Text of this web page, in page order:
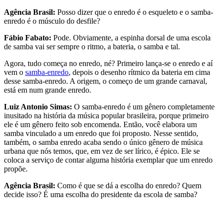
Agência Brasil: Posso dizer que o enredo é o esqueleto e o samba-
enredo é o músculo do desfile?
Fábio Fabato: Pode. Obviamente, a espinha dorsal de uma escola
de samba vai ser sempre o ritmo, a bateria, o samba e tal.
Agora, tudo começa no enredo, né? Primeiro lança-se o enredo e aí
vem o samba-enredo, depois o desenho rítmico da bateria em cima
desse samba-enredo. A origem, o começo de um grande carnaval,
está em num grande enredo.
Luiz Antonio Simas: O samba-enredo é um gênero completamente
inusitado na história da música popular brasileira, porque primeiro
ele é um gênero feito sob encomenda. Então, você elabora um
samba vinculado a um enredo que foi proposto. Nesse sentido,
também, o samba enredo acaba sendo o único gênero de música
urbana que nós temos, que, em vez de ser lírico, é épico. Ele se
coloca a serviço de contar alguma história exemplar que um enredo
propõe.
Agência Brasil: Como é que se dá a escolha do enredo? Quem
decide isso? É uma escolha do presidente da escola de samba?